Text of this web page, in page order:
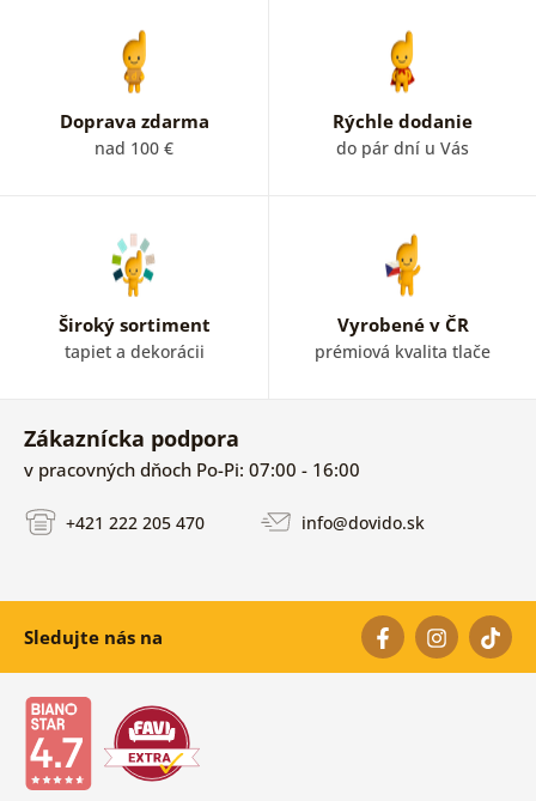
Doprava zdarma
nad 100 €
Rýchle dodanie
do pár dní u Vás
Široký sortiment
tapiet a dekorácii
Vyrobené v ČR
prémiová kvalita tlače
Zákaznícka podpora
v pracovných dňoch Po-Pi: 07:00 - 16:00
+421 222 205 470 info@dovido.sk
Sledujte nás na